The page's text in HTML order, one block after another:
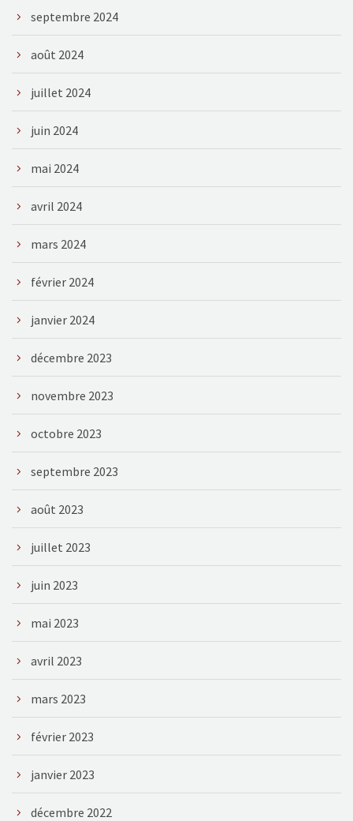
septembre 2024
août 2024
juillet 2024
juin 2024
mai 2024
avril 2024
mars 2024
février 2024
janvier 2024
décembre 2023
novembre 2023
octobre 2023
septembre 2023
août 2023
juillet 2023
juin 2023
mai 2023
avril 2023
mars 2023
février 2023
janvier 2023
décembre 2022